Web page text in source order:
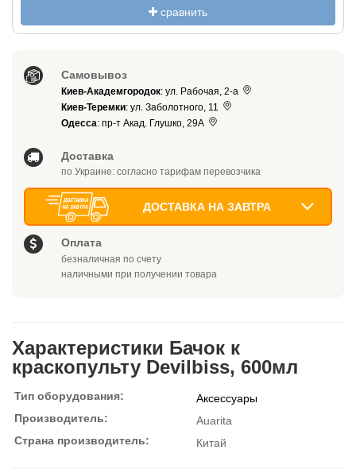
сравнить
Самовывоз
Киев-Академгородок: ул. Рабочая, 2-а
Киев-Теремки: ул. Заболотного, 11
Одесса: пр-т Акад. Глушко, 29А
Доставка
по Украине: согласно тарифам перевозчика
ДОСТАВКА НА ЗАВТРА
Оплата
безналичная по счету
наличными при получении товара
Характеристики Бачок к
краскопульту Devilbiss, 600мл
Тип оборудования:
Аксессуары
Производитель:
Auarita
Страна производитель:
Китай